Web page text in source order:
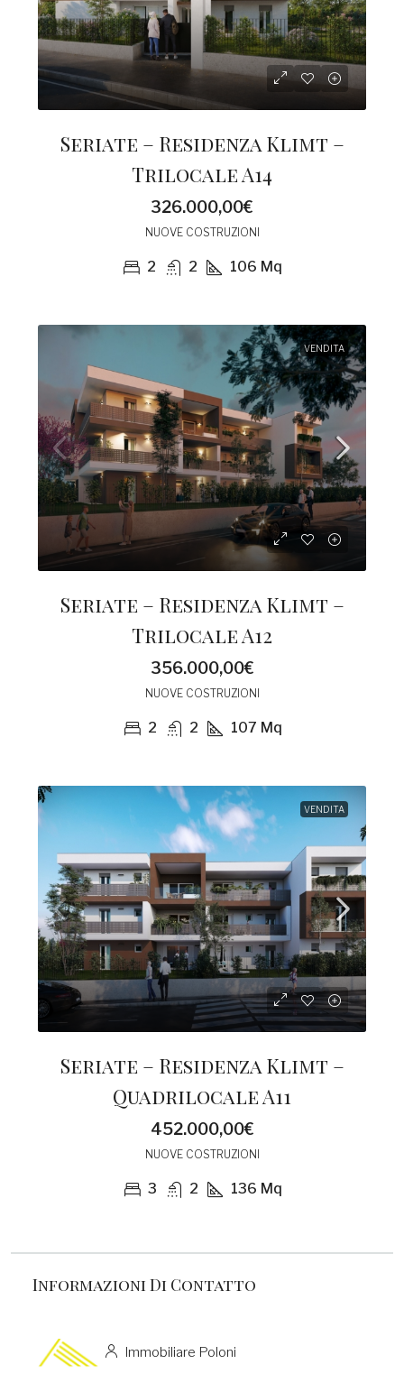
Seriate – Residenza Klimt –
Trilocale A14
326.000,00€
NUOVE COSTRUZIONI
2 2 106 Mq
VENDITA
Seriate – Residenza Klimt –
Trilocale A12
356.000,00€
NUOVE COSTRUZIONI
2 2 107 Mq
VENDITA
Seriate – Residenza Klimt –
Quadrilocale A11
452.000,00€
NUOVE COSTRUZIONI
3 2 136 Mq
Informazioni Di Contatto
Immobiliare Poloni